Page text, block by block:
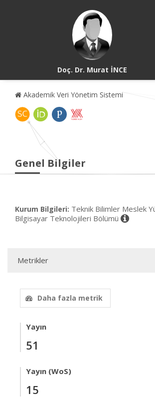
Doç. Dr. Murat İNCE
Akademik Veri Yönetim Sistemi
Genel Bilgiler
Kurum Bilgileri: Teknik Bilimler Meslek
Bilgisayar Teknolojileri Bölümü
Metrikler
Daha fazla metrik
Yayın
51
Yayın (WoS)
15